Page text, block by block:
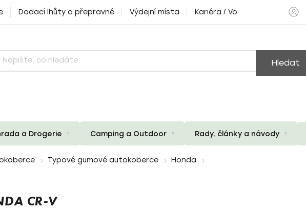
Dodací lhůty a přepravné Výdejní místa Kariéra / Volné pozice
Hledat
a Drogerie Camping a Outdoor Rady, články a návody
Typové gumové autokoberce
Honda
CR-V